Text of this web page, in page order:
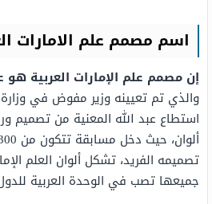
اسم مصمم علم الامارات
إن مصمم علم الإمارات العربية هو
والذي تم تعيينه وزير مفوض في وزارة
استطاع عبد الله المعنية من تصميم
تصميمه الفريد، تشكل ألوان العلم
جميعها تصب في الوحدة العربية